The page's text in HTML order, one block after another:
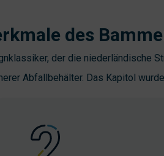
des
der die niederländische
Abfallbehälter. Das Kapitol